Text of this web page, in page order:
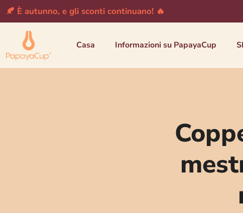
🍂 È autunno, e gli sconti continuano! 🔥
Casa Informazioni su PapayaCup